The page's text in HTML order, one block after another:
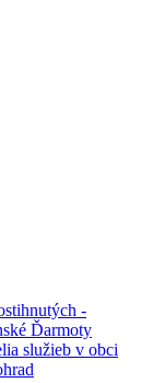
-
Ďarmoty
služieb v obci